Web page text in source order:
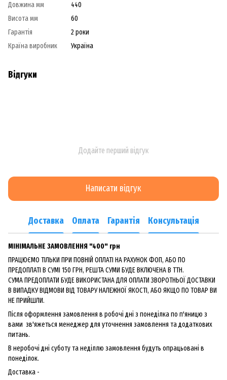
Довжина мм
440
Висота мм
60
Гарантія
2 роки
Країна виробник
Україна
Відгуки
Додайте перший відгук
Написати відгук
Доставка Оплата Гарантія Консультація
МІНІМАЛЬНЕ ЗАМОВЛЕННЯ "400" грн
ПРАЦЮЄМО ТІЛЬКИ ПРИ ПОВНІЙ ОПЛАТІ НА РАХУНОК ФОП, АБО ПО
ПРЕДОПЛАТІ В СУМІ 150 ГРН, РЕШТА СУМИ БУДЕ ВКЛЮЧЕНА В ТТН.
СУМА ПРЕДОПЛАТИ БУДЕ ВИКОРИСТАНА ДЛЯ ОПЛАТИ ЗВОРОТНЬОЇ ДОСТАВКИ
В ВИПАДКУ ВІДМОВИ ВІД ТОВАРУ НАЛЕЖНОЇ ЯКОСТІ, АБО ЯКЩО ПО ТОВАР ВИ
НЕ ПРИЙШЛИ.
Після оформлення замовлення в робочі дні з понеділка по п'яницю з
вами зв'яжеться менеджер для уточнення замовлення та додаткових
питань.
В неробочі дні суботу та неділлю замовлення будуть опрацьовані в
понеділок.
Доставка -